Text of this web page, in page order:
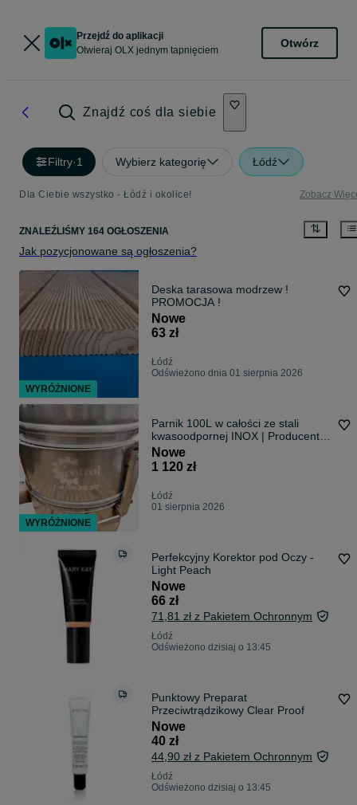
Przejdź do aplikacji
Otwieraj OLX jednym tapnięciem
Otwórz
Znajdź coś dla siebie
Filtry·1 Wybierz kategorię Łódź
Dla Ciebie wszystko - Łódź i okolice! Zobacz
ZNALEŹLIŚMY 164 OGŁOSZENIA
Jak pozycjonowane są ogłoszenia?
Deska tarasowa modrzew !
PROMOCJA !
Nowe
63 zł
Łódź
Odświeżono dnia 01 sierpnia 2026
Parnik 100L w całości ze stali
kwasoodpornej INOX | Producent
PL
Nowe
1 120 zł
Łódź
01 sierpnia 2026
Perfekcyjny Korektor pod Oczy -
Light Peach
Nowe
66 zł
71,81 zł z Pakietem Ochronnym
Łódź
Odświeżono dzisiaj o 13:45
Punktowy Preparat
Przeciwtrądzikowy Clear Proof
Nowe
40 zł
44,90 zł z Pakietem Ochronnym
Łódź
Odświeżono dzisiaj o 13:45
WYRÓŻNIONE
WYRÓŻNIONE